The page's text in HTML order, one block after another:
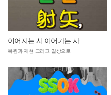
이어지는 시 이어가는 사
복원과 재현 그리고 일상으로